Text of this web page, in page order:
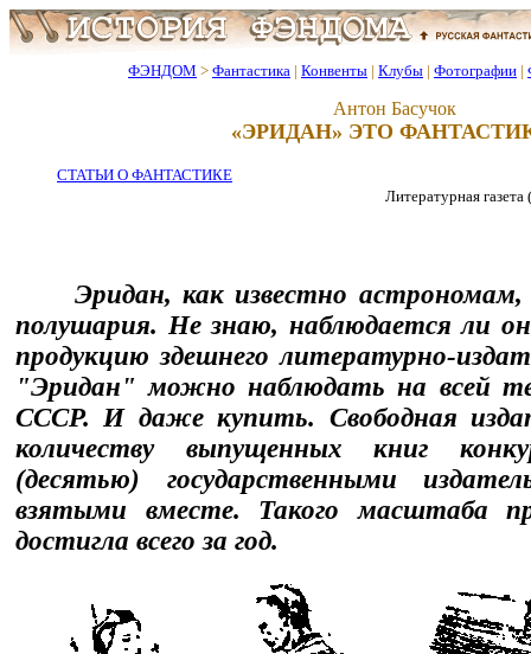
ФЭНДОМ > Фантастика | Конвенты | Клубы | Фотографии |
Антон Басучок
«ЭРИДАН» ЭТО
СТАТЬИ О ФАНТАСТИКЕ
Литературная
Эридан, как известно астрономам,
полушария. Не знаю, наблюдается ли
продукцию здешнего литературно-
"Эридан" можно наблюдать на всей
СССР. И даже купить. Свободная
количеству выпущенных книг
(десятью) государственными
взятыми вместе. Такого масштаба
достигла всего за год.